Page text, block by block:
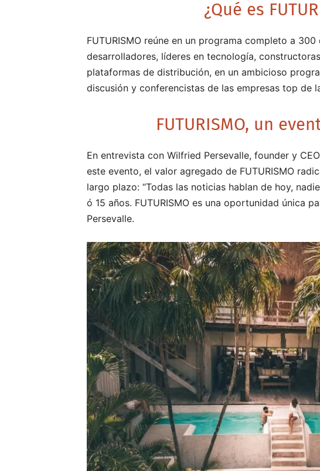
¿Qué es
FUTURISMO reúne en un programa completo a
desarrolladores, líderes en tecnología,
plataformas de distribución, en un ambicioso
discusión y conferencistas de las empresas top de
FUTURISMO, un
En entrevista con Wilfried Persevalle, founder y
este evento, el valor agregado de FUTURISMO
largo plazo: “Todas las noticias hablan de hoy,
ó 15 años. FUTURISMO es una oportunidad única
Persevalle.